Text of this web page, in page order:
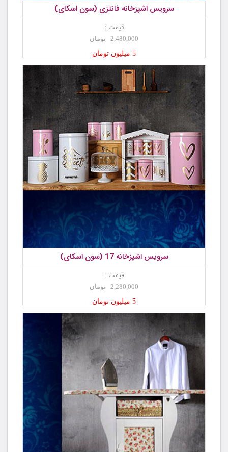
سرویس اشپزخانه فانتزی (سون اسکای)
قیمت :
2,480,000 تومان
5 میلیون تومان
سرویس اشپزخانه 17 (سون اسکای)
قیمت :
2,280,000 تومان
5 میلیون تومان